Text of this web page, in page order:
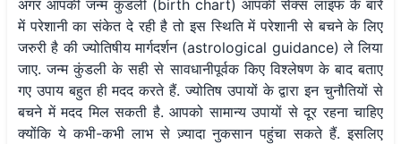
अगर आपकी जन्म कुंडली (birth chart) आपकी सेक्स लाइफ के बारे
में परेशानी का संकेत दे रही है तो इस स्थिति में परेशानी से बचने के लिए
जरुरी है की ज्योतिषीय मार्गदर्शन (astrological guidance) ले लिया
जाए. जन्म कुंडली के सही से सावधानीपूर्वक किए विश्लेषण के बाद बताए
गए उपाय बहुत ही मदद करते हैं. ज्योतिष उपायों के द्वारा इन चुनौतियों से
बचने में मदद मिल सकती है. आपको सामान्य उपायों से दूर रहना चाहिए
क्योंकि ये कभी-कभी लाभ से ज़्यादा नुकसान पहुंचा सकते हैं. इसलिए